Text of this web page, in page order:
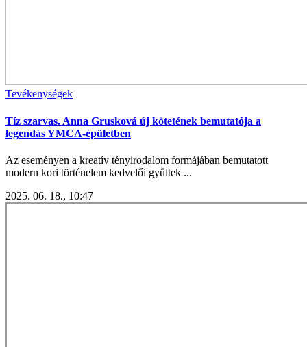
Tevékenységek
Tíz szarvas. Anna Grusková új kötetének bemutatója a
legendás YMCA-épületben
Az eseményen a kreatív tényirodalom formájában bemutatott
modern kori történelem kedvelői gyűltek ...
2025. 06. 18., 10:47